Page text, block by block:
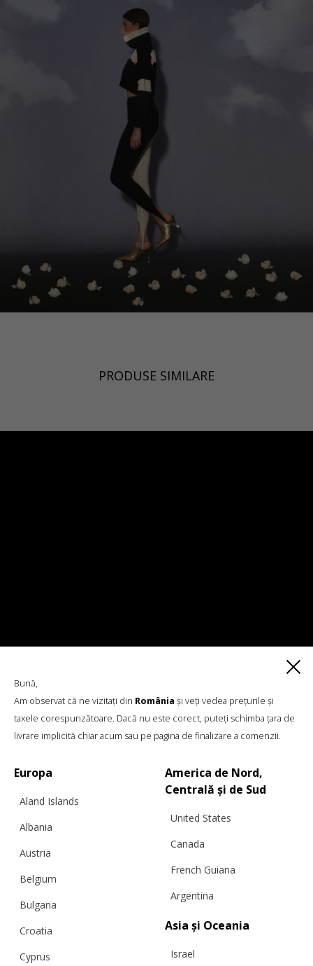
PRODUSE SIMILARE
COLANȚI CAPRI, ALBASTRU ALBĂSTRUI
Bună,
Am observat că ne vizitați din România și veți vedea prețurile și
taxele corespunzătoare. Dacă nu este corect, puteți schimba țara de
livrare implicită chiar acum sau pe pagina de finalizare a comenzii.
Europa
Aland Islands
Albania
Austria
Belgium
Bulgaria
Croatia
Cyprus
America de Nord,
Centrală și de Sud
United States
Canada
French Guiana
Argentina
Asia și Oceania
Israel